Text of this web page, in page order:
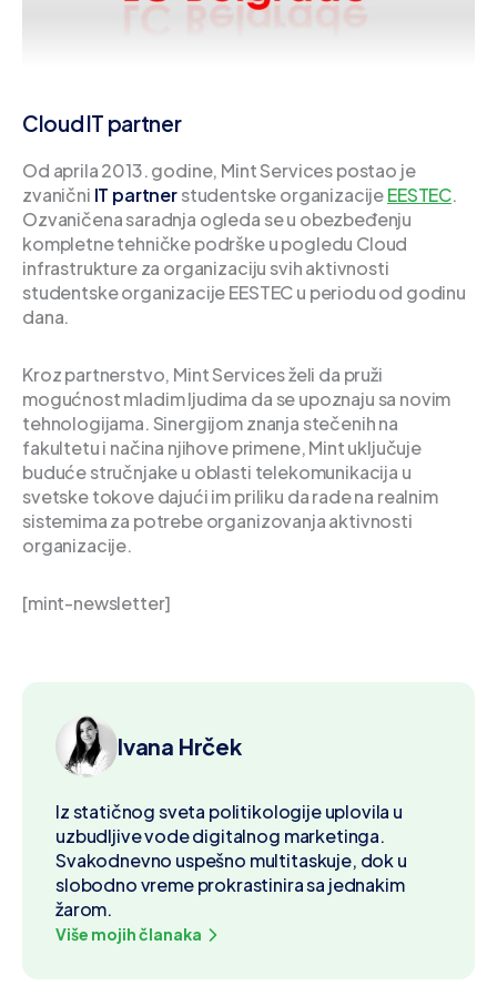
Cloud IT partner
Od aprila 2013. godine, Mint Services postao je
zvanični IT partnerstudentske organizacijeEESTEC.
Ozvaničena saradnja ogleda se u obezbeđenju
kompletne tehničke podrške u pogledu Cloud
infrastrukture za organizaciju svih aktivnosti
studentske organizacije EESTEC u periodu od godinu
dana.
Kroz partnerstvo, Mint Services želi da pruži
mogućnost mladim ljudima da se upoznaju sa novim
tehnologijama. Sinergijom znanja stečenih na
fakultetu i načina njihove primene, Mint uključuje
buduće stručnjake u oblasti telekomunikacija u
svetske tokove dajući im priliku da rade na realnim
sistemima za potrebe organizovanja aktivnosti
organizacije.
[mint-newsletter]
Ivana Hrček
Iz statičnog sveta politikologije uplovila u
uzbudljive vode digitalnog marketinga.
Svakodnevno uspešno multitaskuje, dok u
slobodno vreme prokrastinira sa jednakim
žarom.
Više mojih članaka